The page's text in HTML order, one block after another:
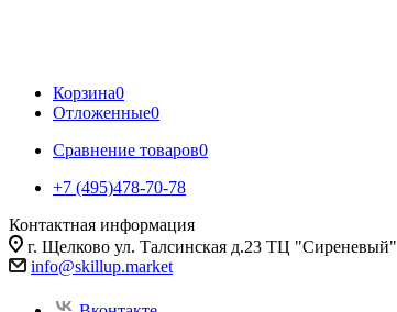
Корзина0
Отложенные0
Сравнение товаров0
+7 (495)478-70-78
Контактная информация
г. Щелково ул. Талсинская д.23 ТЦ "Сиреневый"
info@skillup.market